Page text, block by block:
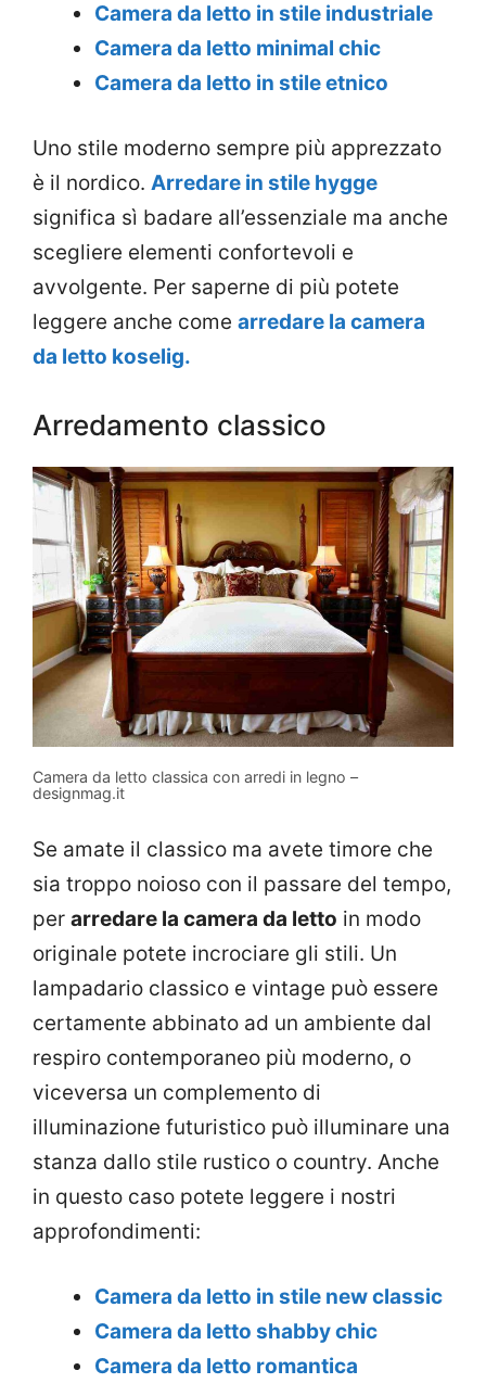
Camera da letto in stile industriale
Camera da letto minimal chic
Camera da letto in stile etnico
Uno stile moderno sempre più apprezzato
è il nordico. Arredare in stile hygge
significa sì badare all’essenziale ma anche
scegliere elementi confortevoli e
avvolgente. Per saperne di più potete
leggere anche come arredare la camera
da letto koselig.
Arredamento classico
Camera da letto classica con arredi in legno –
designmag.it
Se amate il classico ma avete timore che
sia troppo noioso con il passare del tempo,
per arredare la camera da letto in modo
originale potete incrociare gli stili. Un
lampadario classico e vintage può essere
certamente abbinato ad un ambiente dal
respiro contemporaneo più moderno, o
viceversa un complemento di
illuminazione futuristico può illuminare una
stanza dallo stile rustico o country. Anche
in questo caso potete leggere i nostri
approfondimenti:
Camera da letto in stile new classic
Camera da letto shabby chic
Camera da letto romantica